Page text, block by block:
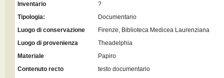
Inventario
?
Tipologia:
Documentario
Luogo di conservazione
Firenze, Biblioteca Medicea Laurenziana
Luogo di provenienza
Theadelphia
Materiale
Papiro
Contenuto recto
testo documentario